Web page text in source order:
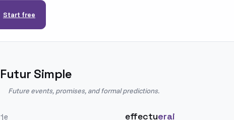
Start free
Futur Simple
Future events, promises, and formal predictions.
je effectuerai